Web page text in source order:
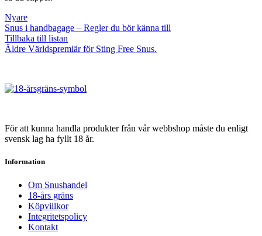
Nyare
Snus i handbagage – Regler du bör känna till
Tillbaka till listan
Äldre Världspremiär för Sting Free Snus.
För att kunna handla produkter från vår webbshop måste du enligt
svensk lag ha fyllt 18 år.
Information
Om Snushandel
18-års gräns
Köpvillkor
Integritetspolicy
Kontakt